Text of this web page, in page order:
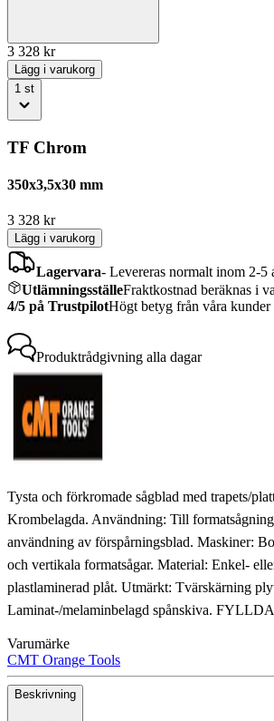
3 328 kr
Lägg i varukorg
1 st
TF Chrom
350x3,5x30 mm
3 328 kr
Lägg i varukorg
Lagervara- Levereras normalt inom 2-5
UtlämningsställeFraktkostnad beräknas i
4/5 på TrustpilotHögt betyg från våra kunder
Produktrådgivning alla dagar
Tysta och förkromade sågblad med trapets/
Krombelagda. Användning: Till
användning av förspårningsblad. Maskiner:
och vertikala formatsågar. Material: Enkel-
plastlaminerad plåt. Utmärkt: Tvärskärning
Laminat-/melaminbelagd spånskiva.
Varumärke
CMT Orange Tools
Beskrivning